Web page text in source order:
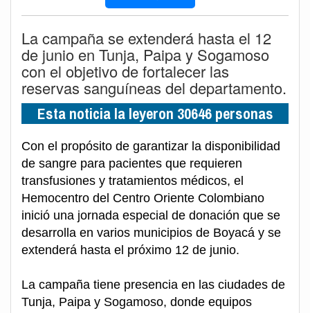
La campaña se extenderá hasta el 12
de junio en Tunja, Paipa y Sogamoso
con el objetivo de fortalecer las
reservas sanguíneas del departamento.
Esta noticia la leyeron 30646 personas
Con el propósito de garantizar la disponibilidad
de sangre para pacientes que requieren
transfusiones y tratamientos médicos, el
Hemocentro del Centro Oriente Colombiano
inició una jornada especial de donación que se
desarrolla en varios municipios de Boyacá y se
extenderá hasta el próximo 12 de junio.
La campaña tiene presencia en las ciudades de
Tunja, Paipa y Sogamoso, donde equipos